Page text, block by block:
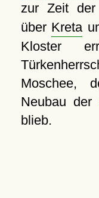
zur Zeit der
über Kreta
Kloster
Moschee,
Neubau der
blieb.